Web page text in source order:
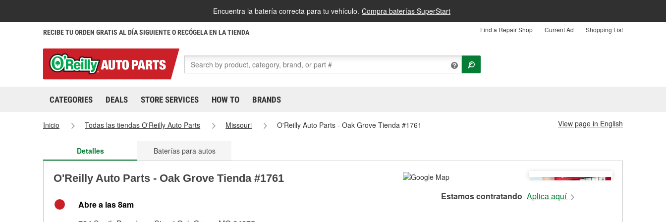
Encuentra la batería correcta para tu vehículo. Compra baterías SuperStart
RECIBE TU ORDEN GRATIS AL DÍA SIGUIENTE O RECÓGELA EN LA TIENDA Find a Repair Shop Current Ad Shopping List
CATEGORIES DEALS STORE SERVICES HOW TO BRANDS
Inicio Todas las tiendas O'Reilly Auto Parts Missouri O'Reilly Auto Parts - Oak Grove Tienda #1761 View page in English
Detalles Baterías para autos
O'Reilly Auto Parts - Oak Grove Tienda #1761
Abre a las 8am
Estamos contratando Aplica aquí